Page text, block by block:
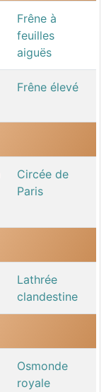
Frêne à
feuilles
aiguës
Frêne élevé
Circée de
Paris
Lathrée
clandestine
Osmonde
royale